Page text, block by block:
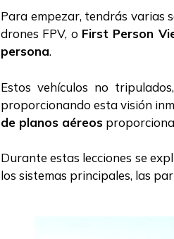
Para empezar, tendrás varias
drones FPV, o First Person
persona.
Estos vehículos no
proporcionando esta visión
de planos aéreos
Durante estas lecciones se
los sistemas principales, las